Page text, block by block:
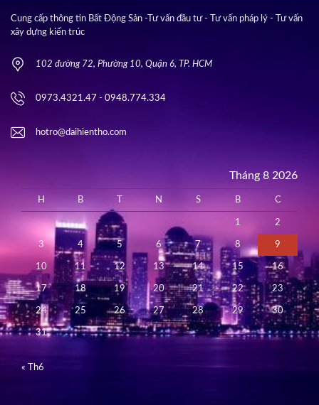
Cung cấp thông tin Bất Động Sản -Tư vấn đầu tư - Tư vấn pháp lý - Tư vấn
xây dựng kiến trúc
102 đường 72, Phường 10, Quận 6, TP. HCM
0973.4321.47 - 0948.774.334
hotro@daihientho.com
Tháng 8 2026
H B N S B C
1 2
3 4 5 6 7 8 9
10 11 12 13 14 15 16
17 18 19 20 21 22 23
24 25 26 27 28 29 30
31
« Th6